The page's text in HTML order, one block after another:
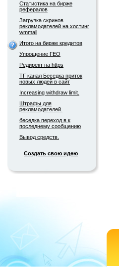
Статистика на бирже
рефералов
Загрузка скринов
рекламодателей на хостинг
wmmail
Итого на бирже кредитов
Упрощение ГЕО
Редирект на https
ТГ канал Беседка приток
новых людей в сайт
Increasing withdraw limit.
Штрафы для
рекламодателей.
беседка переход в к
последнему сообщению
Вывод средств.
Создать свою идею